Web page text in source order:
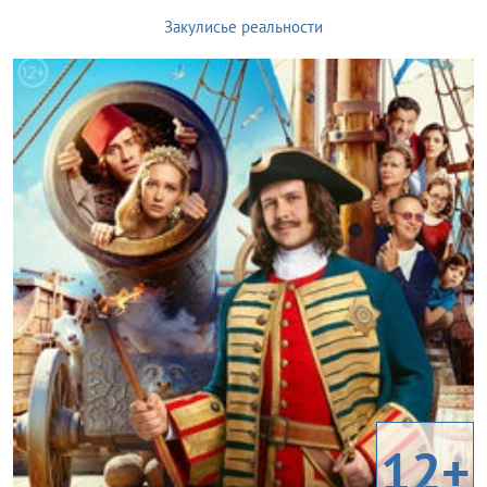
Закулисье реальности
12+